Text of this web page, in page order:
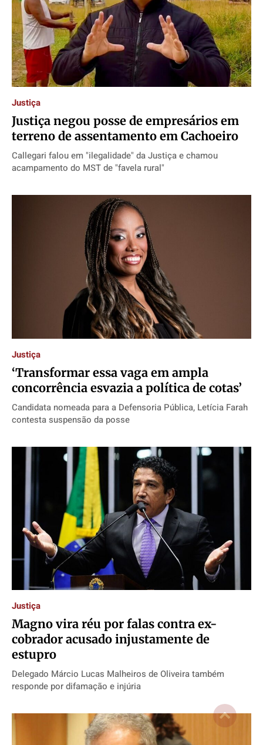
Justiça
Justiça negou posse de empresários em
terreno de assentamento em Cachoeiro
Callegari falou em "ilegalidade" da Justiça e chamou
acampamento do MST de "favela rural"
Justiça
‘Transformar essa vaga em ampla
concorrência esvazia a política de cotas’
Candidata nomeada para a Defensoria Pública, Letícia Farah
contesta suspensão da posse
Justiça
Magno vira réu por falas contra ex-
cobrador acusado injustamente de
estupro
Delegado Márcio Lucas Malheiros de Oliveira também
responde por difamação e injúria